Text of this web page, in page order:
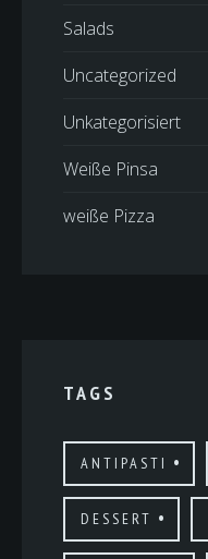
Salads
Uncategorized
Unkategorisiert
Weiße Pinsa
weiße Pizza
TAGS
ANTIPASTI
DESSERT